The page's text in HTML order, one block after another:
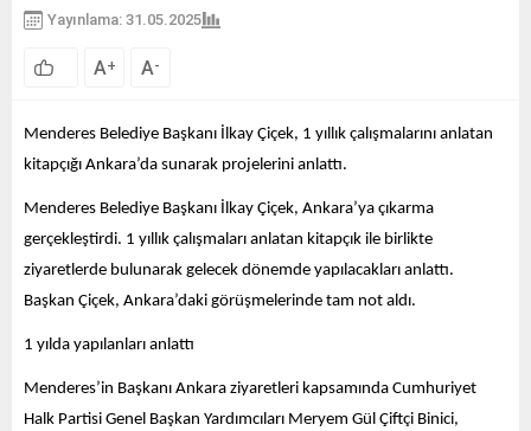
Yayınlama: 31.05.2025
A+ A-
Menderes Belediye Başkanı İlkay Çiçek, 1 yıllık çalışmalarını anlatan
kitapçığı Ankara’da sunarak projelerini anlattı.
Menderes Belediye Başkanı İlkay Çiçek, Ankara’ya çıkarma
gerçekleştirdi. 1 yıllık çalışmaları anlatan kitapçık ile birlikte
ziyaretlerde bulunarak gelecek dönemde yapılacakları anlattı.
Başkan Çiçek, Ankara’daki görüşmelerinde tam not aldı.
1 yılda yapılanları anlattı
Menderes’in Başkanı Ankara ziyaretleri kapsamında Cumhuriyet
Halk Partisi Genel Başkan Yardımcıları Meryem Gül Çiftçi Binici,